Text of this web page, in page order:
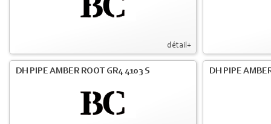
détail+
DH PIPE AMBER ROOT GR4 4103 S DH PIPE